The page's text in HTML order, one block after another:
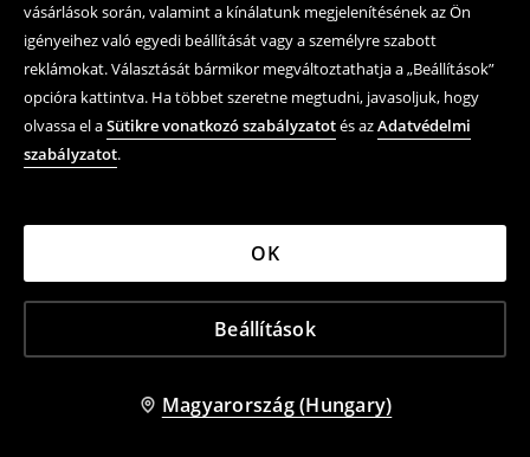
vásárlások során, valamint a kínálatunk megjelenítésének az Ön
igényeihez való egyedi beállítását vagy a személyre szabott
reklámokat. Választását bármikor megváltoztathatja a „Beállítások”
opcióra kattintva. Ha többet szeretne megtudni, javasoljuk, hogy
olvassa el aSütikre vonatkozó szabályzatotés azAdatvédelmi
szabályzatot.
Beállítások
OK
Magyarország (Hungary)
Póló mintával Fuggler